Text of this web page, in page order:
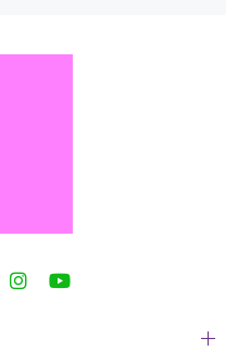
uygun teknik çözüm sunar.
çevre dostu ve
ve mil gibi yedek